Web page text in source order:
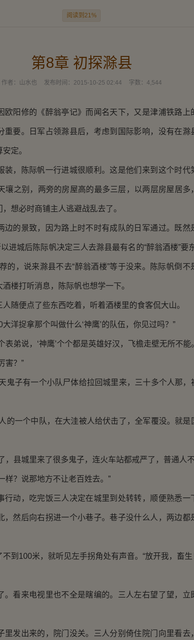
阅读到21%
第8章 初探滁县
作者： 山水也 发布时间： 2015-10-25 02:44 字数： 4,544
阳修的《醉翁亭记》而闻名天下，又是津浦铁路上
重要。日军占领滁县后，考虑到国际影响，没有在滁
定。
陈际帆一行进城很顺利。这是他们来到这个时代
壤之别，两旁的房屋高的最多三层，以两层房屋居多
想必时商铺主人逃避战乱去了。
景致，因为路上时不时有成队的日军通过。既然
进城后陈际帆决定三人去滁县最有名的“醉翁酒楼”要
的，说来滁县不去“醉翁酒楼”等于没来。陈际帆倒不
楼打听消息，陈际帆也想学一下。
便点了些东西吃着，听着酒楼里的食客侃大山。
捉拿那个叫做什么‘神鹰’的队伍，你见过吗？”
弟说，‘神鹰’个个都是英雄好汉，飞檐走壁无所不能
害？”
子有一个小队尸体给拉回城里来，三十多个人那，
一个中队，在大洼被人给伏击了，全军覆没。就是
县城里来了很多鬼子，连火车站都戒严了，普通人
？说那地方不让老百姓去。”
动，吃完饭三人决定在城里到处转转，顺便熟悉一
，然后向右拐进一个小巷子。巷子没什么人，两边都
100米，就听见左手拐角处有声音。“放开我，畜生
看来电视里也不全是瞎编的。三人左右望了望，立
发出来的，院门没关。三人分别倚住院门向里看去